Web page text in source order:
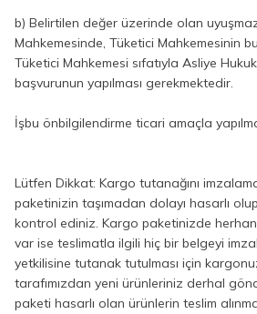
b) Belirtilen değer üzerinde olan
Mahkemesinde, Tüketici Mahkemesinin
Tüketici Mahkemesi sıfatıyla Asliye
başvurunun yapılması gerekmektedir.
İşbu önbilgilendirme ticari amaçla
Lütfen Dikkat: Kargo tutanağını
paketinizin taşımadan dolayı hasarlı
kontrol ediniz. Kargo paketinizde
var ise teslimatla ilgili hiç bir belgeyi
yetkilisine tutanak tutulması için
tarafımızdan yeni ürünleriniz derhal
paketi hasarlı olan ürünlerin teslim